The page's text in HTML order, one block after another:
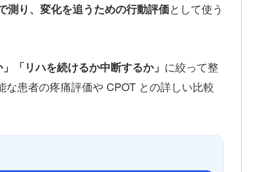
測り、変化を追うための行動評価として使う
「リハを続けるか中断するか」 に絞って整
患者の疼痛評価や CPOT との詳しい比較